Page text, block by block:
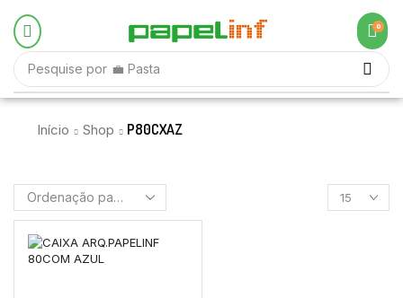
Pesquise por 💼 Pasta
0
Início Shop P80CXAZ